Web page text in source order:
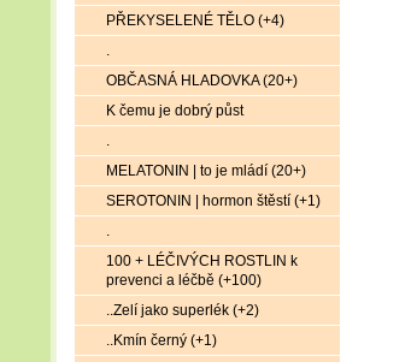
PŘEKYSELENÉ TĚLO (+4)
.
OBČASNÁ HLADOVKA (20+)
K čemu je dobrý půst
.
MELATONIN | to je mládí (20+)
SEROTONIN | hormon štěstí (+1)
.
100 + LÉČIVÝCH ROSTLIN k
prevenci a léčbě (+100)
..Zelí jako superlék (+2)
..Kmín černý (+1)